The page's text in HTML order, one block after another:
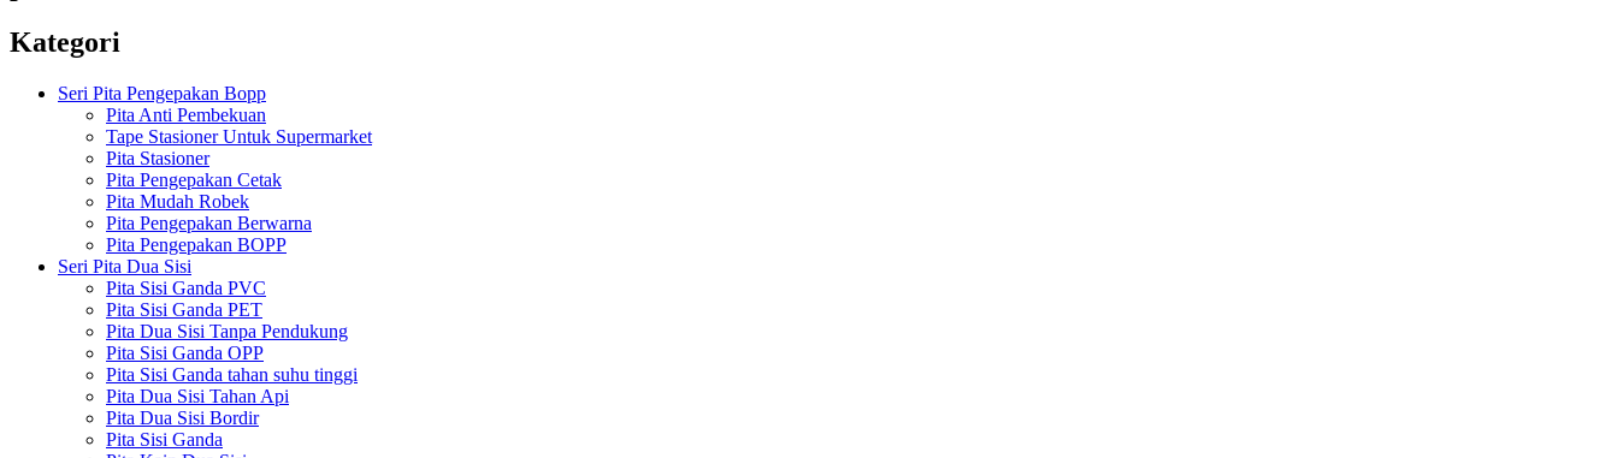
Kategori
Seri Pita Pengepakan Bopp
Pita Anti Pembekuan
Tape Stasioner Untuk Supermarket
Pita Stasioner
Pita Pengepakan Cetak
Pita Mudah Robek
Pita Pengepakan Berwarna
Pita Pengepakan BOPP
Seri Pita Dua Sisi
Pita Sisi Ganda PVC
Pita Sisi Ganda PET
Pita Dua Sisi Tanpa Pendukung
Pita Sisi Ganda OPP
Pita Sisi Ganda tahan suhu tinggi
Pita Dua Sisi Tahan Api
Pita Dua Sisi Bordir
Pita Sisi Ganda